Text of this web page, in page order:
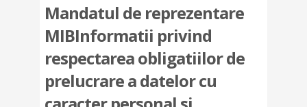
Mandatul de reprezentare
MIBInformatii privind
respectarea obligatiilor de
prelucrare a datelor cu